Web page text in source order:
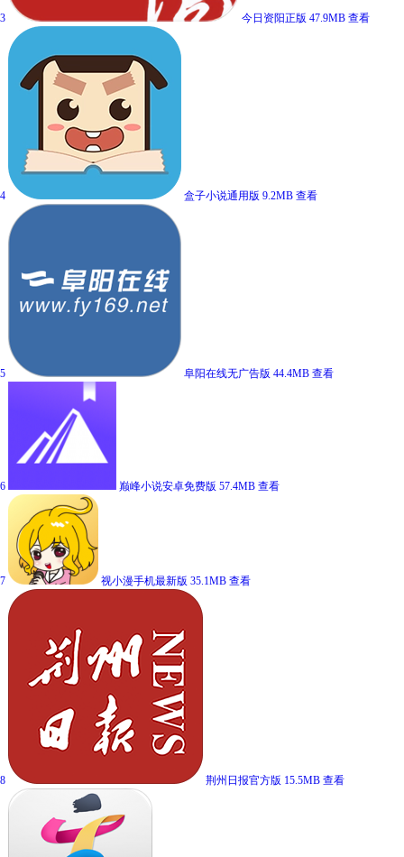
3 今日资阳正版 47.9MB 查看
4 盒子小说通用版 9.2MB 查看
5 阜阳在线无广告版 44.4MB 查看
6 巅峰小说安卓免费版 57.4MB 查看
7 视小漫手机最新版 35.1MB 查看
8 荆州日报官方版 15.5MB 查看